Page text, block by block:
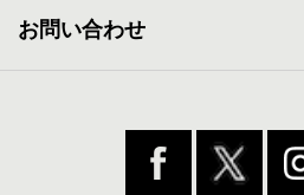
お問い合わせ